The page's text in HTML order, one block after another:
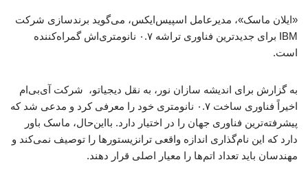
«ایلان ماسک»، مدیرعامل اسپیس‌ایکس، می‌گوید برندسازی شرکت
IBM برای جدیدترین فناوری تراشه ۰.۷ نانومتری‌اش گمراه‌کننده
است.
به گزارش برای اندیشه سازان نور، به نقل دیجیاتو، شرکت آی‌بی‌ام
اخیراً فناوری ساخت ۰.۷ نانومتری خود را معرفی کرد و مدعی شد که
پیشرفته‌ترین فناوری جهان را در اختیار دارد. بااین‌حال، ماسک باور
دارد که این نام‌گذاری اندازه واقعی ترانزیستورها را توصیف نمی‌کند و
مهندسان باید تعداد اتم‌ها را معیار اصلی قرار دهند.